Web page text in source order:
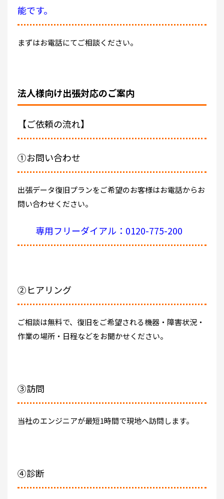
能です。
まずはお電話にてご相談ください。
法人様向け出張対応のご案内
【ご依頼の流れ】
①お問い合わせ
出張データ復旧プランをご希望のお客様はお電話からお
問い合わせください。
専用フリーダイアル：0120-775-200
②ヒアリング
ご相談は無料で、復旧をご希望される機器・障害状況・
作業の場所・日程などをお聞かせください。
③訪問
当社のエンジニアが最短1時間で現地へ訪問します。
④診断